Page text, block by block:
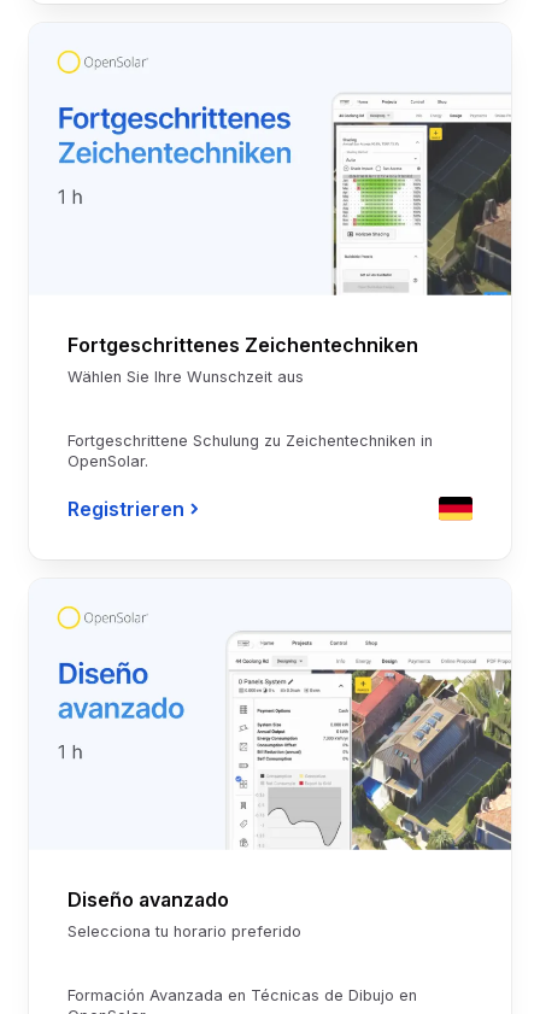
Fortgeschrittenes Zeichentechniken
Wählen Sie Ihre Wunschzeit aus
Fortgeschrittene Schulung zu Zeichentechniken in
OpenSolar.
Registrieren
Diseño avanzado
Selecciona tu horario preferido
Formación Avanzada en Técnicas de Dibujo en